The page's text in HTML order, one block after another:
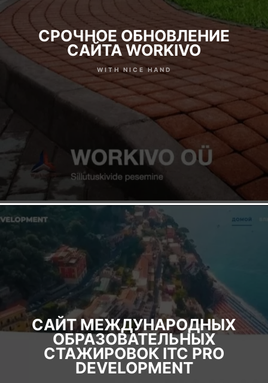
СРОЧНОЕ ОБНОВЛЕНИЕ
САЙТА WORKIVO
WITH NICE HAND
САЙТ МЕЖДУНАРОДНЫХ
ОБРАЗОВАТЕЛЬНЫХ
СТАЖИРОВОК ITC PRO
DEVELOPMENT